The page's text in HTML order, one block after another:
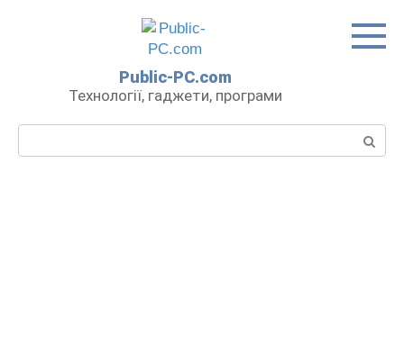
Public-PC.com
Технології, гаджети, програми